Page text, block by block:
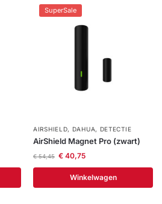
SuperSale
AIRSHIELD, DAHUA, DETECTIE
AirShield Magnet Pro (zwart)
€54,45 €40,75
Winkelwagen